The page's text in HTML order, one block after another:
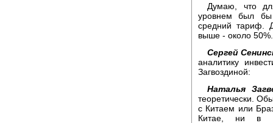
Думаю, что
уровнем был
средний тариф.
выше - около 50%.
Сергей
аналитику
Загвоздиной:
Наталья
теоретически.
с Китаем или
Китае, ни в